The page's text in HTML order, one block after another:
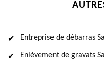
Entreprise de débarras
Enlèvement de gravats